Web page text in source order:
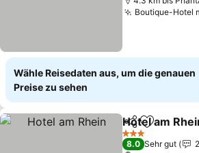
Boutique-Hotel
Wähle Reisedaten aus, um die genauen
Preise zu sehen
TeilenZu
Hotel am
3 Sterne
8.0 Sehr gut